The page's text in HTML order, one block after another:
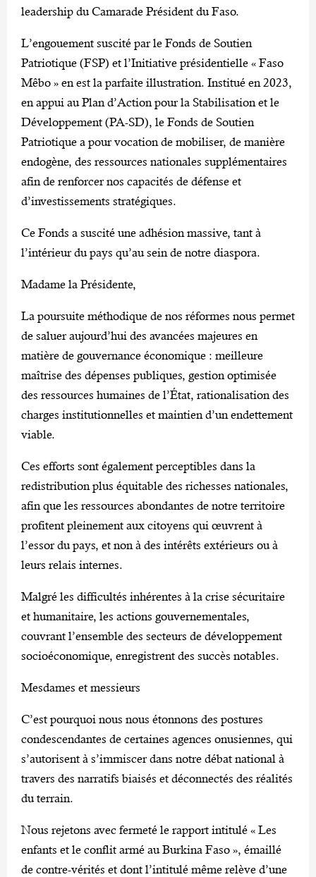
leadership du Camarade Président du Faso.
L’engouement suscité par le Fonds de Soutien
Patriotique (FSP) et l’Initiative présidentielle « Faso
Mêbo » en est la parfaite illustration. Institué en 2023,
en appui au Plan d’Action pour la Stabilisation et le
Développement (PA-SD), le Fonds de Soutien
Patriotique a pour vocation de mobiliser, de manière
endogène, des ressources nationales supplémentaires
afin de renforcer nos capacités de défense et
d’investissements stratégiques.
Ce Fonds a suscité une adhésion massive, tant à
l’intérieur du pays qu’au sein de notre diaspora.
Madame la Présidente,
La poursuite méthodique de nos réformes nous permet
de saluer aujourd’hui des avancées majeures en
matière de gouvernance économique : meilleure
maîtrise des dépenses publiques, gestion optimisée
des ressources humaines de l’État, rationalisation des
charges institutionnelles et maintien d’un endettement
viable.
Ces efforts sont également perceptibles dans la
redistribution plus équitable des richesses nationales,
afin que les ressources abondantes de notre territoire
profitent pleinement aux citoyens qui œuvrent à
l’essor du pays, et non à des intérêts extérieurs ou à
leurs relais internes.
Malgré les difficultés inhérentes à la crise sécuritaire
et humanitaire, les actions gouvernementales,
couvrant l’ensemble des secteurs de développement
socioéconomique, enregistrent des succès notables.
Mesdames et messieurs
C’est pourquoi nous nous étonnons des postures
condescendantes de certaines agences onusiennes, qui
s’autorisent à s’immiscer dans notre débat national à
travers des narratifs biaisés et déconnectés des réalités
du terrain.
Nous rejetons avec fermeté le rapport intitulé « Les
enfants et le conflit armé au Burkina Faso », émaillé
de contre-vérités et dont l’intitulé même relève d’une